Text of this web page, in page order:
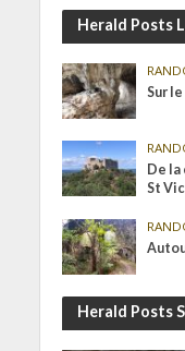
Herald Posts
Sur
De la
St
Herald Posts